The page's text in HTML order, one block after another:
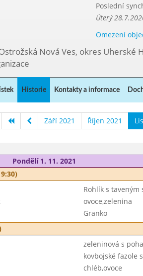
Poslední
Úterý
Omezení
Nová Ves, okres Uherské
Historie Kontakty a informace
Září 2021 Říjen 2021
Pondělí 1. 11. 2021
Rohlík s taveným
ovoce,zelenina
Granko
zeleninová s
kovbojské fazole
chléb,ovoce